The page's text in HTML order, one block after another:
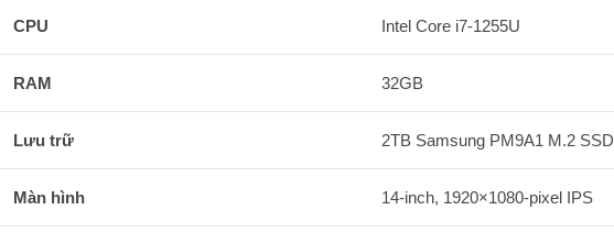
CPU Intel Core i7-1255U
RAM 32GB
Lưu trữ 2TB Samsung PM9A1 M.2 SSD
Màn hình 14-inch, 1920×1080-pixel IPS